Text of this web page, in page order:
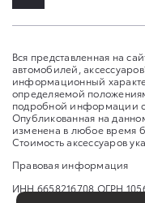
Вся представленная на
автомобилей,
информационный
определяемой
подробной информации
Опубликованная на
изменена в любое время
Стоимость аксессуаров
Правовая информация
ИНН 6658216708 ОГРН